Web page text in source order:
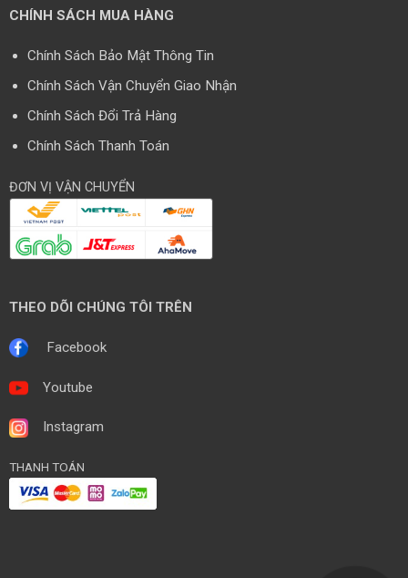
CHÍNH SÁCH MUA HÀNG
Chính Sách Bảo Mật Thông Tin
Chính Sách Vận Chuyển Giao Nhận
Chính Sách Đổi Trả Hàng
Chính Sách Thanh Toán
ĐƠN VỊ VẬN CHUYỂN
THEO DÕI CHÚNG TÔI TRÊN
Facebook
Youtube
Instagram
THANH TOÁN